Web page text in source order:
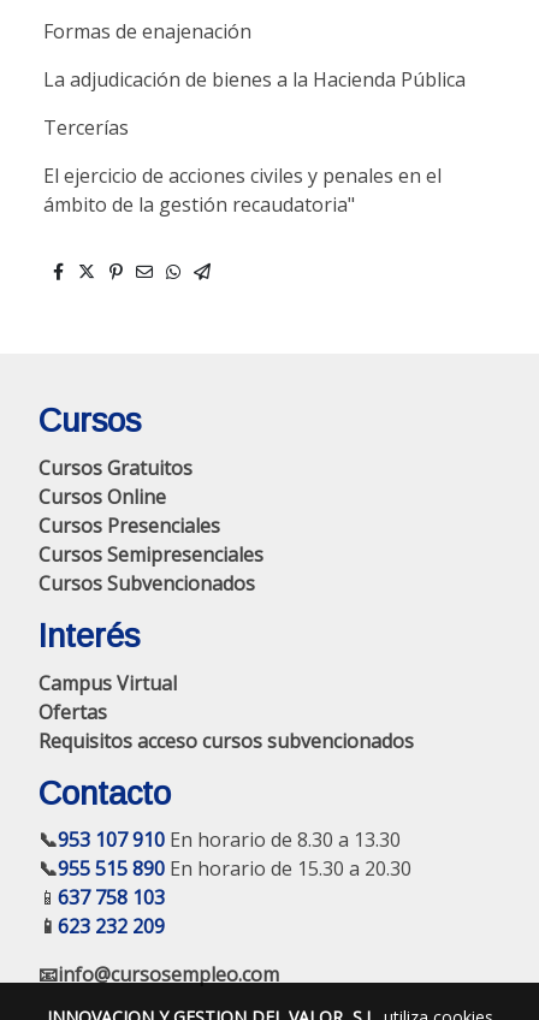
Formas de enajenación
La adjudicación de bienes a la Hacienda Pública
Tercerías
El ejercicio de acciones civiles y penales en el
ámbito de la gestión recaudatoria"
Cursos
Cursos Gratuitos
Cursos Online
Cursos Presenciales
Cursos Semipresenciales
Cursos Subvencionados
Interés
Campus Virtual
Ofertas
Requisitos acceso cursos subvencionados
Contacto
📞953 107 910 En horario de 8.30 a 13.30
📞955 515 890 En horario de 15.30 a 20.30
📱 637 758 103
📱 623 232 209
📧info@cursosempleo.com